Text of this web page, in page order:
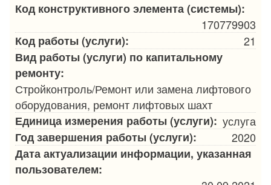
Код конструктивного элемента (системы):
170779903
Код работы (услуги):
21
Вид работы (услуги) по капитальному
ремонту:
Стройконтроль/Ремонт или замена лифтового
оборудования, ремонт лифтовых шахт
Единица измерения работы (услуги): услуга
Год завершения работы (услуги):
2020
Дата актуализации информации, указанная
пользователем: